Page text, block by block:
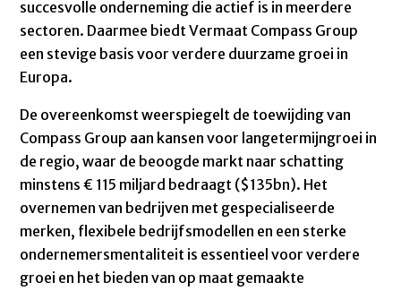
succesvolle onderneming die actief is in meerdere
sectoren. Daarmee biedt Vermaat Compass Group
een stevige basis voor verdere duurzame groei in
Europa.
De overeenkomst weerspiegelt de toewijding van
Compass Group aan kansen voor langetermijngroei in
de regio, waar de beoogde markt naar schatting
minstens € 115 miljard bedraagt ($135bn). Het
overnemen van bedrijven met gespecialiseerde
merken, flexibele bedrijfsmodellen en een sterke
ondernemersmentaliteit is essentieel voor verdere
groei en het bieden van op maat gemaakte